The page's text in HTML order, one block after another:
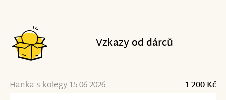
Vzkazy od dárců
Hanka s kolegy 15.06.2026
1 200 Kč